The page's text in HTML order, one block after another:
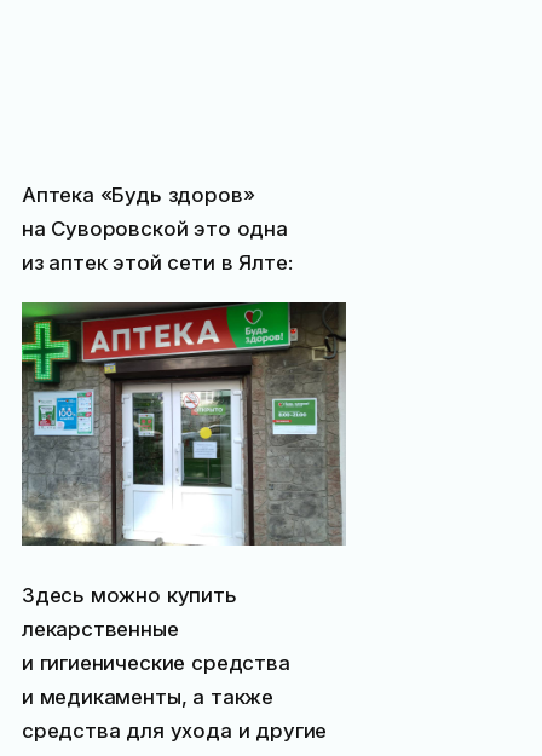
Аптека «Будь здоров»
на Суворовской это одна
из аптек этой сети в Ялте:
Здесь можно купить
лекарственные
и гигиенические средства
и медикаменты, а также
средства для ухода и другие